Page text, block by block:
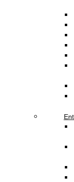
Localisation
Contactez
politique de
Nos Services
Service Client
Votre